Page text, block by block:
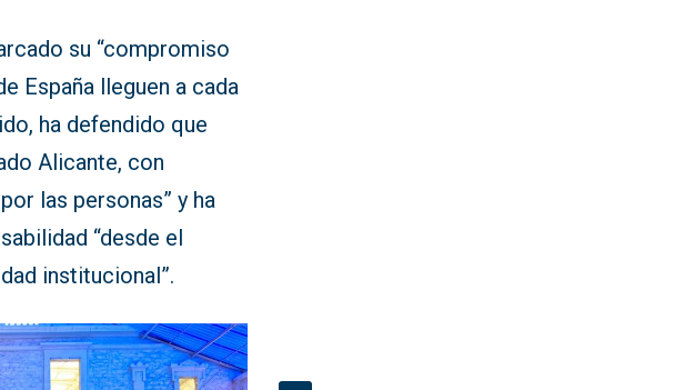
su “compromiso
España lleguen a cada
ha defendido que
Alicante, con
las personas” y ha
“desde el
institucional”.